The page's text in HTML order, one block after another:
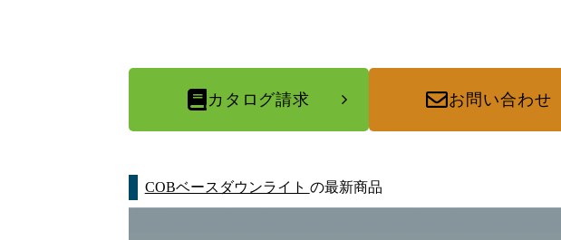
カタログ請求 お問い合わせ
COBベースダウンライト の最新商品